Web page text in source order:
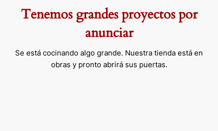
Tenemos grandes proyectos por
anunciar
Se está cocinando algo grande. Nuestra tienda está en
obras y pronto abrirá sus puertas.